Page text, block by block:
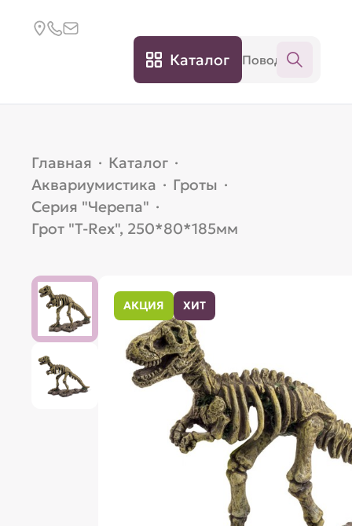
Каталог
Главная · Каталог ·
Аквариумистика · Гроты ·
Серия "Черепа" ·
Грот "T-Rex", 250*80*185мм
АКЦИЯ ХИТ